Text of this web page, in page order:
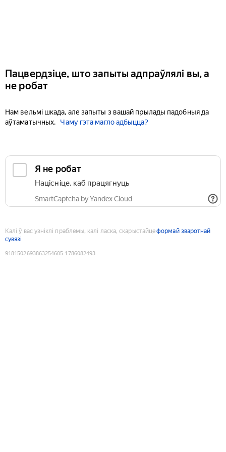
Пацвердзіце, што запыты адпраўлялі вы, а
не робат
Нам вельмі шкада, але запыты з вашай прылады падобныя да
аўтаматычных.
Чаму гэта магло адбыцца?
Я не робат
Націсніце, каб працягнуць
SmartCaptcha by Yandex Cloud
Калі ў вас узніклі праблемы, калі ласка, скарыстайцеформай зваротнай
сувязі
9181502693863254605:1786082493